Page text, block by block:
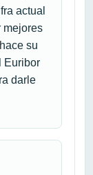
actual
mejores
su
Euribor
darle